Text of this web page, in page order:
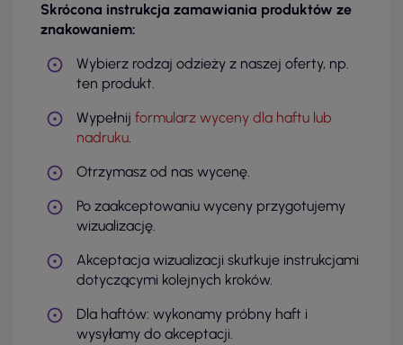
Skrócona instrukcja zamawiania produktów ze
znakowaniem:
Wybierz rodzaj odzieży z naszej oferty, np.
ten produkt.
Wypełnij formularz wyceny dla haftu lub
nadruku.
Otrzymasz od nas wycenę.
Po zaakceptowaniu wyceny przygotujemy
wizualizację.
Akceptacja wizualizacji skutkuje instrukcjami
dotyczącymi kolejnych kroków.
Dla haftów: wykonamy próbny haft i
wysyłamy do akceptacji.